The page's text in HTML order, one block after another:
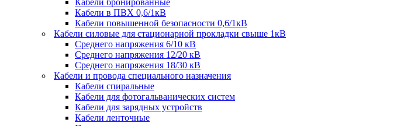
Кабели в ПВХ 0,6/1кВ
Кабели повышенной безопасности 0,6/1кВ
Кабели силовые для стационарной прокладки свыше 1кВ
Среднего напряжения 6/10 кВ
Среднего напряжения 12/20 кВ
Среднего напряжения 18/30 кВ
Кабели и провода специального назначения
Кабели спиральные
Кабели для фотогальванических систем
Кабели для зарядных устройств
Кабели ленточные